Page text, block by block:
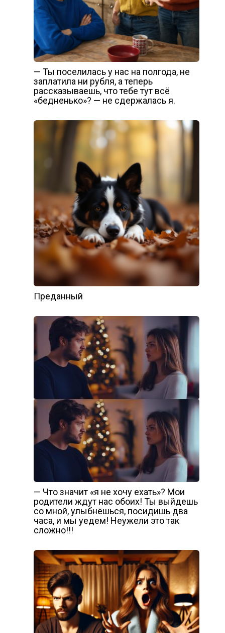
— Ты поселилась у нас на полгода, не
заплатила ни рубля, а теперь
рассказываешь, что тебе тут всё
«бедненько»? — не сдержалась я.
Преданный
— Что значит «я не хочу ехать»? Мои
родители ждут нас обоих! Ты выйдешь
со мной, улыбнёшься, посидишь два
часа, и мы уедем! Неужели это так
сложно!!!